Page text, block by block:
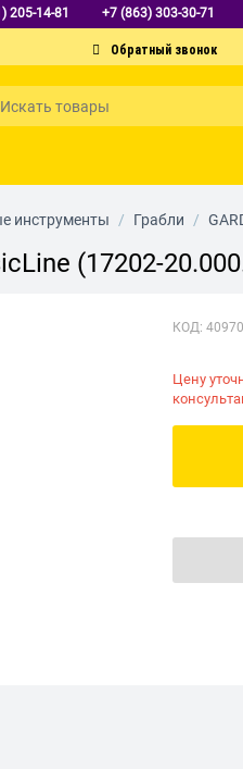
205-14-81 +7 (863) 303-30-71
инструменты / Грабли /
(17202-
КОД:
Цену